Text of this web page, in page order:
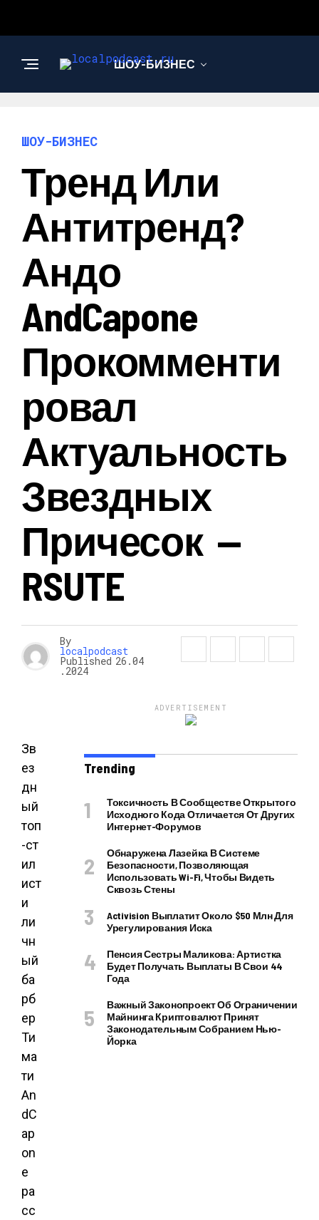
ШОУ-БИЗНЕС
ШОУ-БИЗНЕС
Тренд Или
Антитренд?
Андо
AndCapone
Прокомменти
Ровал
Актуальность
Звездных
Причесок —
RSUTE
By
localpodcast
Published 26.04
.2024
Зв
ез
дн
ый
топ
-ст
ил
ист
и
ли
чн
ый
ба
рб
ер
Ти
ма
ти
An
dC
ap
on
e
ра
сс
ADVERTISEMENT
Trending
Токсичность В Сообществе Открытого
Исходного Кода Отличается От Других
Интернет-Форумов
Обнаружена Лазейка В Системе
Безопасности, Позволяющая
Использовать Wi-Fi, Чтобы Видеть
Сквозь Стены
Activision Выплатит Около $50 Млн Для
Урегулирования Иска
Пенсия Сестры Маликова: Артистка
Будет Получать Выплаты В Свои 44
Года
Важный Законопроект Об Ограничении
Майнинга Криптовалют Принят
Законодательным Собранием Нью-
Йорка